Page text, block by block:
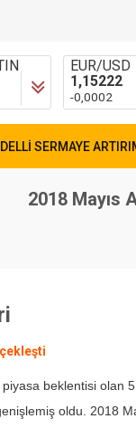
EUR/USD
1,15222
-0,0002
SERMAYE
2018 Mayıs
piyasa beklentisi olan
oldu. 2018